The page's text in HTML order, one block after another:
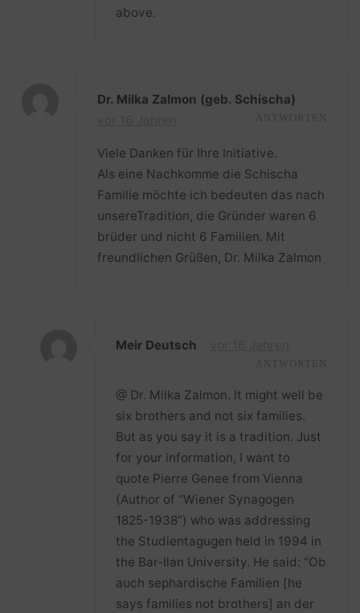
above.
Dr. Milka Zalmon (geb. Schischa)
Viele Danken für Ihre Initiative.
Als eine Nachkomme die Schischa
Familie möchte ich bedeuten das nach
unsereTradition, die Gründer waren 6
brüder und nicht 6 Familien. Mit
freundlichen Grüßen, Dr. Milka Zalmon
Meir Deutsch
@ Dr. Milka Zalmon. It might well be
six brothers and not six families.
But as you say it is a tradition. Just
for your information, I want to
quote Pierre Genee from Vienna
(Author of “Wiener Synagogen
1825-1938”) who was addressing
the Studientagugen held in 1994 in
the Bar-Ilan University. He said: “Ob
auch sephardische Familien [he
says families not brothers] an der